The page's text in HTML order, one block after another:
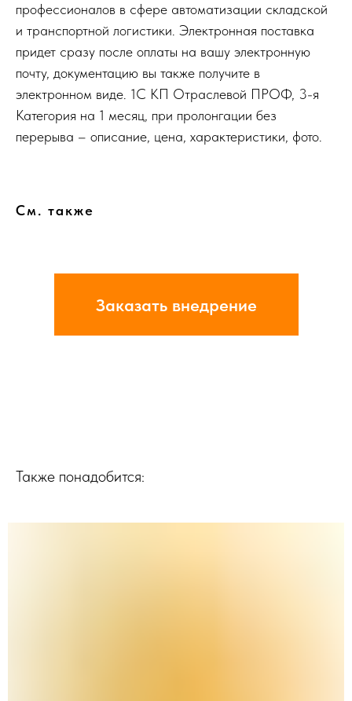
профессионалов в сфере автоматизации складской
и транспортной логистики. Электронная поставка
придет сразу после оплаты на вашу электронную
почту, документацию вы также получите в
электронном виде. 1С КП Отраслевой ПРОФ, 3-я
Категория на 1 месяц, при пролонгации без
перерыва – описание, цена, характеристики, фото.
См. также
Заказать внедрение
Также понадобится: